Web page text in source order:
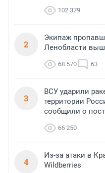
102 379
2
Экипаж
Ленобласти
68 570 63
3
ВСУ ударили
территории
сообщили о
66 250
4
Из-за атаки в
Wildberries